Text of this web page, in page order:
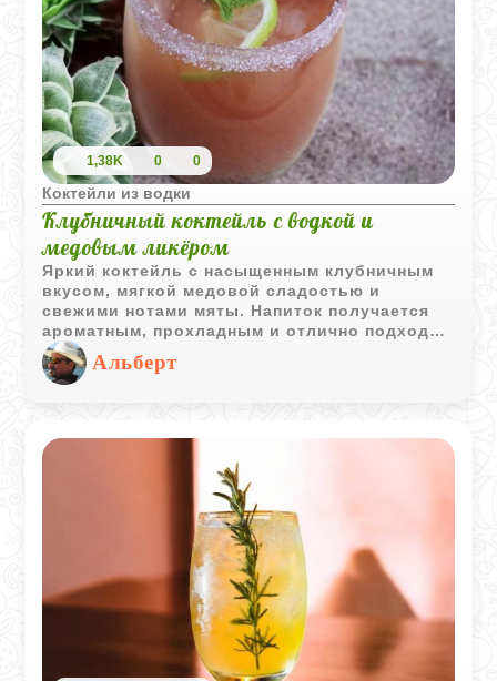
1,38K 0 0
Коктейли из водки
Клубничный коктейль с водкой и
медовым ликёром
Яркий коктейль с насыщенным клубничным
вкусом, мягкой медовой сладостью и
свежими нотами мяты. Напиток получается
ароматным, прохладным и отлично подходит
для летней вечеринки или праздничной
подачи.Альберт